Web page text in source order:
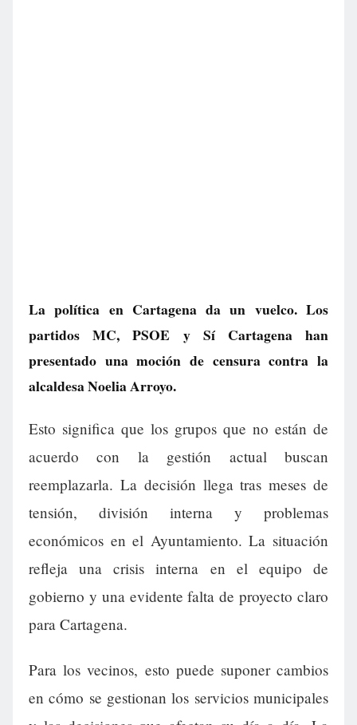
La política en Cartagena da un vuelco. Los
partidos MC, PSOE y Sí Cartagena han
presentado una moción de censura contra la
alcaldesa Noelia Arroyo.
Esto significa que los grupos que no están de
acuerdo con la gestión actual buscan
reemplazarla. La decisión llega tras meses de
tensión, división interna y problemas
económicos en el Ayuntamiento. La situación
refleja una crisis interna en el equipo de
gobierno y una evidente falta de proyecto claro
para Cartagena.
Para los vecinos, esto puede suponer cambios
en cómo se gestionan los servicios municipales